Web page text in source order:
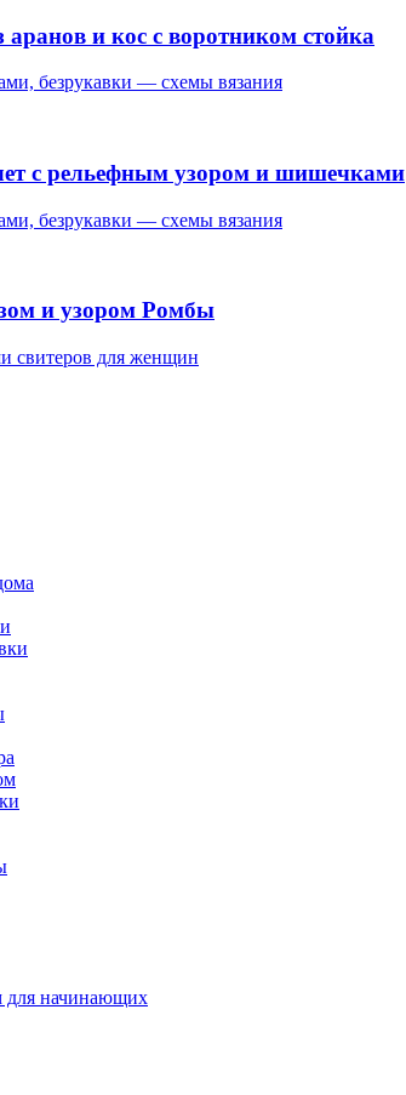
и кос с воротником стойка
безрукавки — схемы вязания
с рельефным узором и шишечками
безрукавки — схемы вязания
и узором Ромбы
свитеров для женщин
для начинающих